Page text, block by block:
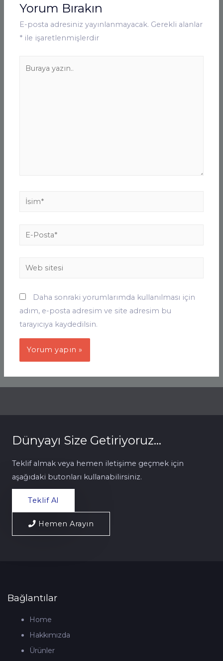
Yorum Bırakın
E-posta adresiniz yayınlanmayacak. Gerekli alanlar
* ile işaretlenmişlerdir
İsim*
E-
Web
Daha sonraki yorumlarımda kullanılması için
adım, e-posta adresim ve site adresim bu
tarayıcıya kaydedilsin.
Dünyayı Size Getiriyoruz...
Teklif almak veya hemen iletişime geçmek için
aşağıdaki butonları kullanabilirsiniz.
Teklif Al
Hemen Arayın
Bağlantılar
Home
Hakkımızda
Ürünler